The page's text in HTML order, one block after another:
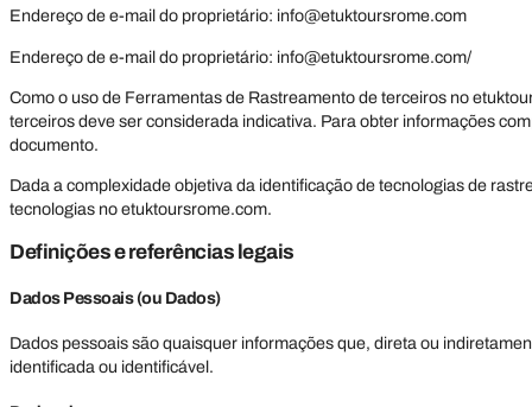
Endereço de e-mail do proprietário: info@etuktoursrome.com
Endereço de e-mail do proprietário: info@etuktoursrome.com/
Como o uso de Ferramentas de Rastreamento de terceiros no
terceiros deve ser considerada indicativa. Para obter informações
documento.
Dada a complexidade objetiva da identificação de tecnologias de
tecnologias no etuktoursrome.com.
Definições e referências legais
Dados Pessoais (ou Dados)
Dados pessoais são quaisquer informações que, direta ou
identificada ou identificável.